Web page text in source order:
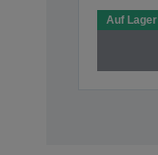
Auf Lager